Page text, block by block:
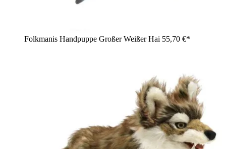
Folkmanis Handpuppe Großer Weißer Hai 55,70 €*